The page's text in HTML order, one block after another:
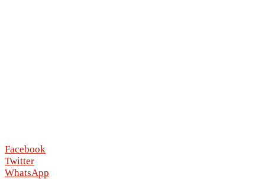
Facebook
Twitter
WhatsApp